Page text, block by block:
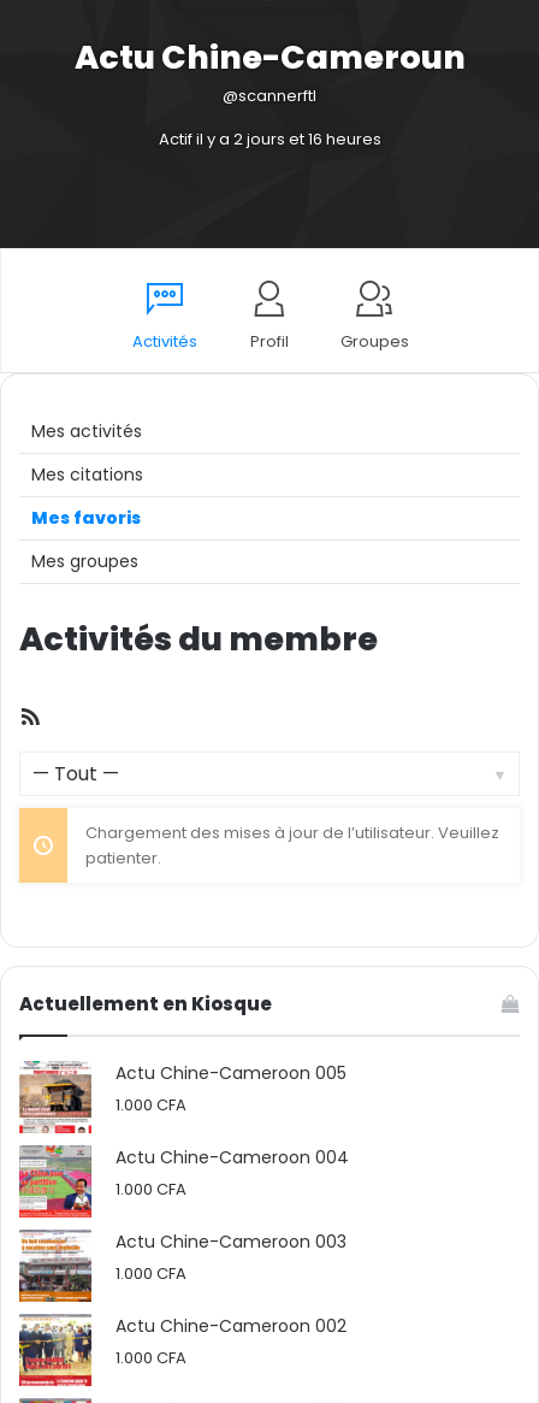
Actu Chine-Cameroun
@scannerftl
Actif il y a 2 jours et 16 heures
Activités Profil Groupes
Mes activités
Mes citations
Mes favoris
Mes groupes
Activités du membre
activité:
Chargement des mises à jour de l’utilisateur. Veuillez
patienter.
Actuellement en Kiosque
Actu Chine-Cameroon 005
1.000 CFA
Actu Chine-Cameroon 004
1.000 CFA
Actu Chine-Cameroon 003
1.000 CFA
Actu Chine-Cameroon 002
1.000 CFA